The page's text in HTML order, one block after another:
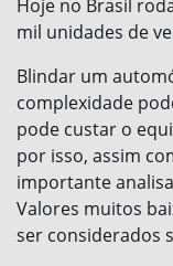
Hoje no Brasil
mil unidades de
Blindar um
complexidade
pode custar o
por isso, assim
importante
Valores muitos
ser considerados